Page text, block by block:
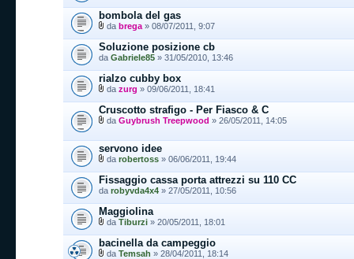
bombola del gas
da brega » 08/07/2011, 9:07
Soluzione posizione cb
da Gabriele85 » 31/05/2010, 13:46
rialzo cubby box
da zurg » 09/06/2011, 18:41
Cruscotto strafigo - Per Fiasco & C
da Guybrush Treepwood » 26/05/2011, 14:05
servono idee
da robertoss » 06/06/2011, 19:44
Fissaggio cassa porta attrezzi su 110 CC
da robyvda4x4 » 27/05/2011, 10:56
Maggiolina
da Tiburzi » 20/05/2011, 18:01
bacinella da campeggio
da Temsah » 28/04/2011, 18:14